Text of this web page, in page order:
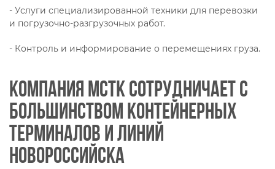
- Услуги специализированной техники для перевозки
и погрузочно-разгрузочных работ.
- Контроль и информирование о перемещениях груза.
Компания МСТК сотрудничает с
большинством контейнерных
терминалов и линий
Новороссийска